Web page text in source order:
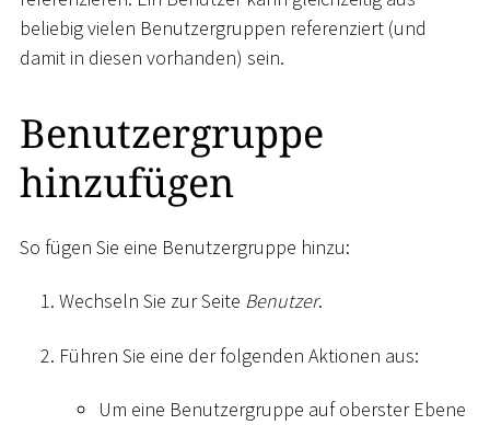
beliebig vielen Benutzergruppen referenziert (und
damit in diesen vorhanden) sein.
Benutzergruppe
hinzufügen
So fügen Sie eine Benutzergruppe hinzu:
Wechseln Sie zur Seite Benutzer.
Führen Sie eine der folgenden Aktionen aus:
Um eine Benutzergruppe auf oberster Ebene